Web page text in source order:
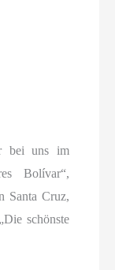
bei uns im
Bolívar“,
Santa Cruz,
schönste